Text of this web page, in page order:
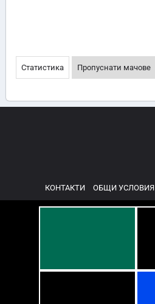
Статистика Пропуснати мачове
КОНТАКТИ ОБЩИ УСЛОВИЯ